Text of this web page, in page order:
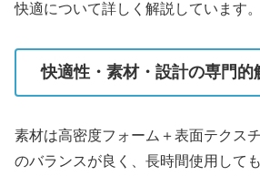
快適について詳しく解説しています。
快適性・素材・設計の専門的
素材は高密度フォーム＋表面テクス
のバランスが良く、長時間使用して